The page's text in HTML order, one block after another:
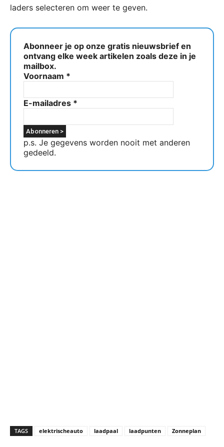
laders selecteren om weer te geven.
Abonneer je op onze gratis nieuwsbrief en
ontvang elke week artikelen zoals deze in je
mailbox.
Voornaam *
E-mailadres *
p.s. Je gegevens worden nooit met anderen
gedeeld.
TAGS elektrischeauto laadpaal laadpunten Zonneplan